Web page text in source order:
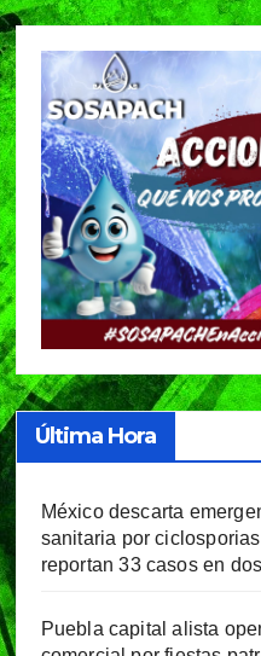
Última Hora
México descarta
sanitaria por
reportan 33 casos en
Puebla capital alista